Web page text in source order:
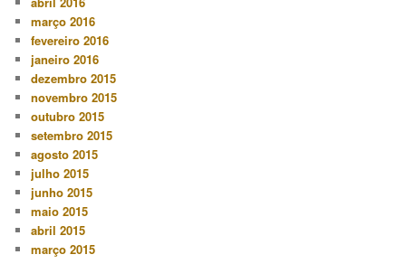
março 2016
fevereiro 2016
janeiro 2016
dezembro 2015
novembro 2015
outubro 2015
setembro 2015
agosto 2015
julho 2015
junho 2015
maio 2015
abril 2015
março 2015